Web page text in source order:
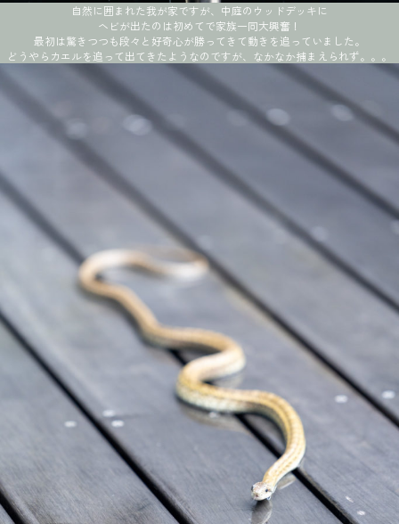
自然に囲まれた我が家ですが、中庭のウッドデッキに
ヘビが出たのは初めてで家族一同大興奮！
最初は驚きつつも段々と好奇心が勝ってきて動きを追っていました。
どうやらカエルを追って出てきたようなのですが、なかなか捕まえられず。。。